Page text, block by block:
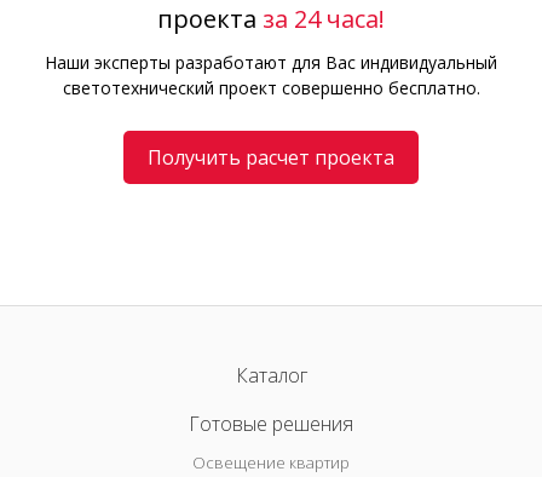
проекта за 24 часа!
Наши эксперты разработают для Вас индивидуальный
светотехнический проект совершенно бесплатно.
Получить расчет проекта
Каталог
Готовые решения
Освещение квартир